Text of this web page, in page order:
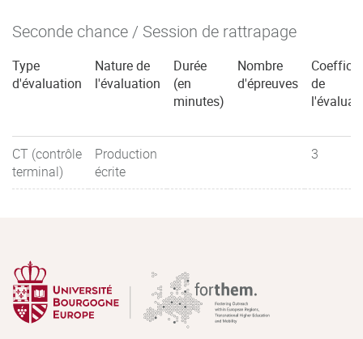
Seconde chance / Session de rattrapage
Type
d'évaluation
Nature de
l'évaluation
Durée
(en
minutes)
Nombre
d'épreuves
de
CT (contrôle
terminal)
Production
écrite
3